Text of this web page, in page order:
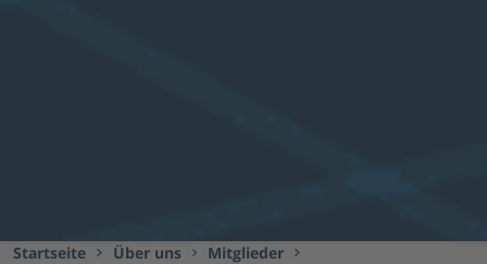
Startseite Über uns
Mitglieder